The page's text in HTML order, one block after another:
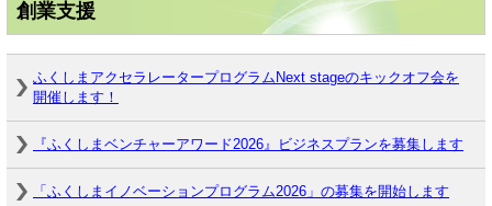
創業支援
ふくしまアクセラレータープログラムNext stageのキックオフ会を
開催します！
『ふくしまベンチャーアワード2026』ビジネスプランを募集します
「ふくしまイノベーションプログラム2026」の募集を開始します